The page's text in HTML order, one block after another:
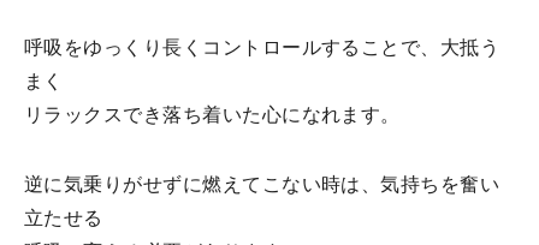
呼吸をゆっくり長くコントロールすることで、大抵う
まく
リラックスでき落ち着いた心になれます。
逆に気乗りがせずに燃えてこない時は、気持ちを奮い
立たせる